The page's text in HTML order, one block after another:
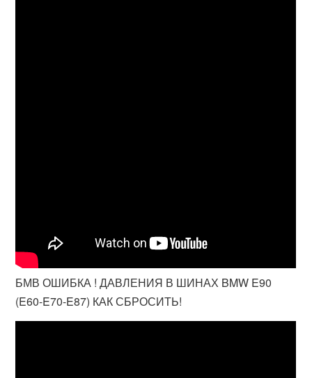
БМВ ОШИБКА ! ДАВЛЕНИЯ В ШИНАХ BMW E90
(E60-E70-E87) КАК СБРОСИТЬ!